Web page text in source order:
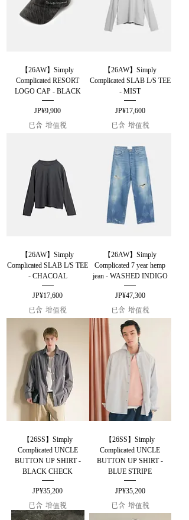
【26AW】Simply
Complicated RESORT
LOGO CAP - BLACK
價格
JP¥9,900
已含 增值税
【26AW】Simply
Complicated SLAB L/S TEE
- MIST
價格
JP¥17,600
已含 增值税
【26AW】Simply
Complicated SLAB L/S TEE
- CHACOAL
價格
JP¥17,600
已含 增值税
【26AW】Simply
Complicated 7 year hemp
jean - WASHED INDIGO
價格
JP¥47,300
已含 增值税
【26SS】Simply
Complicated UNCLE
BUTTON UP SHIRT -
BLACK CHECK
價格
JP¥35,200
已含 增值税
【26SS】Simply
Complicated UNCLE
BUTTON UP SHIRT -
BLUE STRIPE
價格
JP¥35,200
已含 增值税